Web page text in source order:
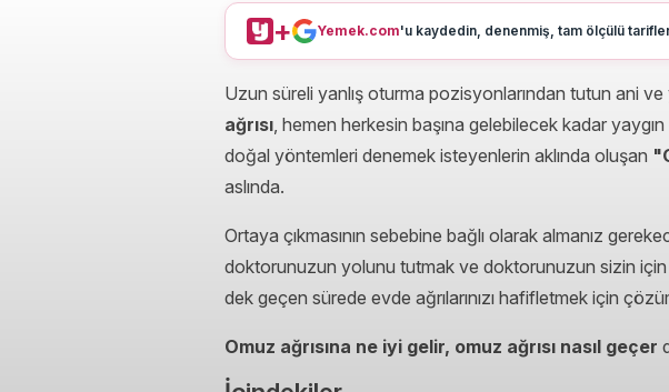
+ Yemek.com'u kaydedin, denenmiş, tam ölçülü
Uzun süreli yanlış oturma pozisyonlarından tutun ani
ağrısı, hemen herkesin başına gelebilecek kadar
doğal yöntemleri denemek isteyenlerin aklında oluşan
aslında.
Ortaya çıkmasının sebebine bağlı olarak almanız
doktorunuzun yolunu tutmak ve doktorunuzun sizin
dek geçen sürede evde ağrılarınızı hafifletmek için
Omuz ağrısına ne iyi gelir, omuz ağrısı nasıl geçer